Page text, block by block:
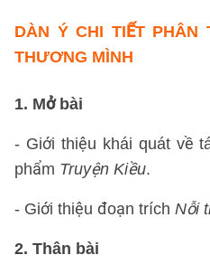
DÀN Ý CHI TIẾT PHÂN
THƯƠNG MÌNH
1. Mở bài
- Giới thiệu khái quát về
phẩm Truyện Kiều.
- Giới thiệu đoạn trích Nỗi
2. Thân bài